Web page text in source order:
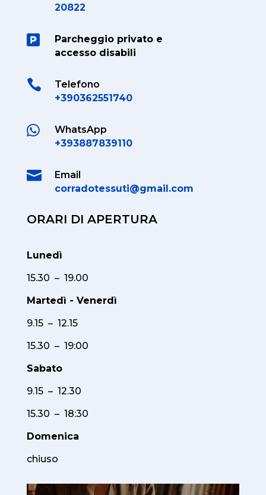
20822

Parcheggio privato e
accesso disabili

Telefono
+390362551740

WhatsApp
+393887839110

Email
corradotessuti@gmail.com
ORARI DI APERTURA
Lunedì
15.30 – 19.00
Martedì - Venerdì
9.15 – 12.15
15.30 – 19:00
Sabato
9.15 – 12.30
15.30 – 18:30
Domenica
chiuso